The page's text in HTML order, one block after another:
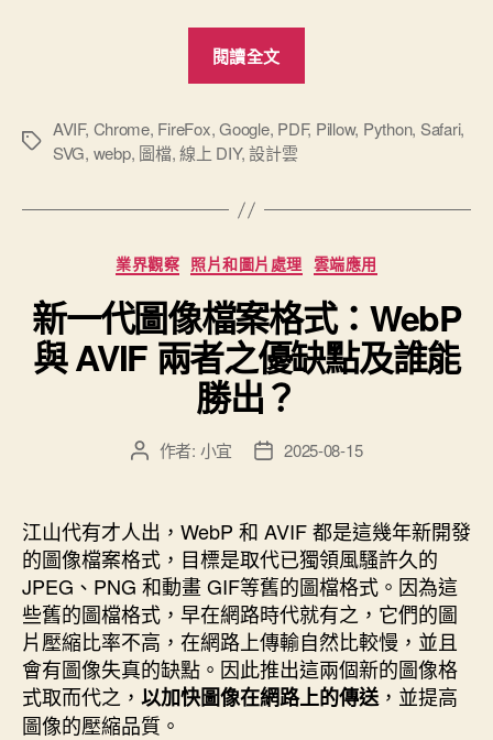
閱讀全文
線
平
台
新
增
支
援：
圖
格
式
上
傳
功
能”
標
AVIF, Chrome, FireFox,Google, PDF, Pillow, Python, Safari,
SVG, webp, 圖檔,線上 DIY,設計雲
分
類
業界觀察 照片和圖片處理 雲端應用
新一代圖像檔案格式：WebP
與 AVIF 兩者之優缺點及誰能
勝出？
文
者
作者: 小宜
文
佈
日
期
2025-08-15
江山代有才人出，WebP 和 AVIF 都是這幾年新開發
的圖像檔案格式，目標是取代已獨領風騷許久的
JPEG、PNG 和動畫 GIF等舊的圖檔格式。因為這
些舊的圖檔格式，早在網路時代就有之，它們的圖
片壓縮比率不高，在網路上傳輸自然比較慢，並且
會有圖像失真的缺點。因此推出這兩個新的圖像格
式取而代之， 以加快圖像在網路上的傳送 ，並提高
圖像的壓縮品質。